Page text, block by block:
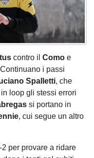
contro il Como e
i passi
Spalletti, che
loop gli stessi errori
si portano in
, cui segue un altro
per provare a ridare